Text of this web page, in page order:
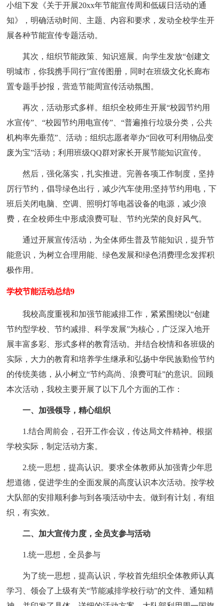
小组下发《关于开展20xx年节能宣传周和低碳日活动的通
知》，明确活动时间、主题、内容和要求，发动全校学生开
展各种节能宣传专题活动。
其次，组织节能政策、知识巡展。向学生发放“创建文
明城市，你我携手同行”宣传图册，同时在班级文化长廊布
置专题手抄报，营造节能周宣传活动氛围。
再次，活动形式多样。组织全校师生开展“校园节约用
水宣传”、“校园节约用电宣传”、“普遍推行垃圾分类，公共
机构率先垂范”、活动；组织志愿者举办“回收可利用物品变
废为宝”活动；利用班级QQ群对家长开展节能知识宣传。
然后，强化落实，扎实推进。完善各项工作制度，坚持
厉行节约，倡导绿色出行，减少汽车使用;坚持节约用电，下
班后关闭电脑、空调、照明灯等电器设备的电源，减少浪
费，在全校师生中形成浪费可耻、节约光荣的良好风气。
通过开展宣传活动，为全体师生普及节能知识，提升节
能意识，为树立合理用能、绿色发展和绿色消费理念发挥积
极作用。
学校节能活动总结9
我校高度重视和加强节能减排工作，紧紧围绕以“创建
节约型学校、节约减排、科学发展”为核心，广泛深入地开
展丰富多彩、形式多样的教育活动。并结合校情和各班级的
实际，大力的教育和培养学生继承和弘扬中华民族勤俭节约
的传统美德，从小树立“节约高尚、浪费可耻”的意识。回顾
本次活动，我校主要开展了以下几个方面的工作：
一、加强领导，精心组织
1.结合周前会，召开工作会议，传达局文件精神。根据
学校实际，制定活动方案。
2.统一思想，提高认识。要求全体教师从加强青少年思
想道德，促进学生的全面发展的高度认识本次活动。按学校
大队部的安排顺利参与到各项活动中去。做到有计划，有组
织，有实效。
二、加大宣传力度，全员支参与活动
1.统一思想，全员参与
为了统一思想，提高认识，学校首先组织全体教师认真
学习、领会了上级有关“节能减排学校行动”的文件、通知精